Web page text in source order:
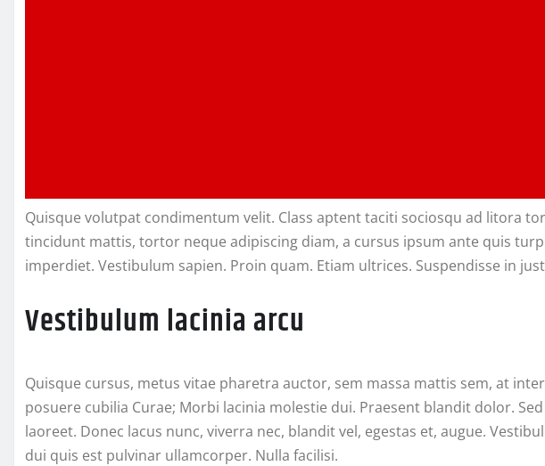
Quisque volutpat condimentum velit. Class aptent taciti sociosqu ad litora
tincidunt mattis, tortor neque adipiscing diam, a cursus ipsum ante quis
imperdiet. Vestibulum sapien. Proin quam. Etiam ultrices. Suspendisse in
Vestibulum lacinia arcu
Quisque cursus, metus vitae pharetra auctor, sem massa mattis sem, at
posuere cubilia Curae; Morbi lacinia molestie dui. Praesent blandit dolor.
laoreet. Donec lacus nunc, viverra nec, blandit vel, egestas et, augue.
dui quis est pulvinar ullamcorper. Nulla facilisi.